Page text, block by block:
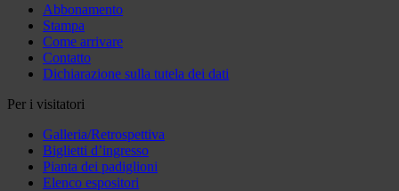
Abbonamento
Stampa
Come arrivare
Contatto
Dichiarazione sulla tutela dei dati
Per i visitatori
Galleria/Retrospettiva
Biglietti d’ingresso
Pianta dei padiglioni
Elenco espositori